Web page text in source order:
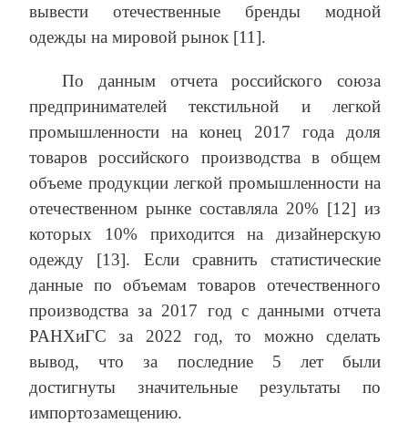
вывести отечественные бренды модной
одежды на мировой рынок [11].
По данным отчета российского союза
предпринимателей текстильной и легкой
промышленности на конец 2017 года доля
товаров российского производства в общем
объеме продукции легкой промышленности на
отечественном рынке составляла 20% [12] из
которых 10% приходится на дизайнерскую
одежду [13]. Если сравнить статистические
данные по объемам товаров отечественного
производства за 2017 год с данными отчета
РАНХиГС за 2022 год, то можно сделать
вывод, что за последние 5 лет были
достигнуты значительные результаты по
импортозамещению.